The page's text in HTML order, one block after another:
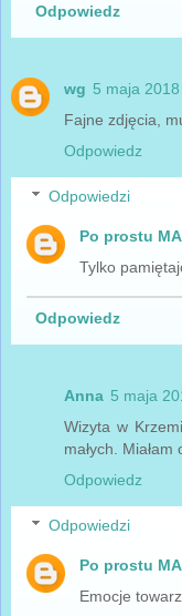
Odpowiedz
wg 5 maja 2018
Fajne zdjęcia,
Odpowiedz
Odpowiedzi
Po prostu
Tylko
Odpowiedz
Anna 5 maja
Wizyta w
małych.
Odpowiedz
Odpowiedzi
Po prostu
Emocje